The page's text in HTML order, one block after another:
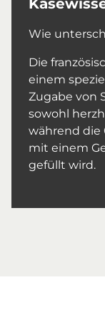
Wie
Die
einem
Zugabe von
sowohl
während die
mit einem
gefüllt wird.